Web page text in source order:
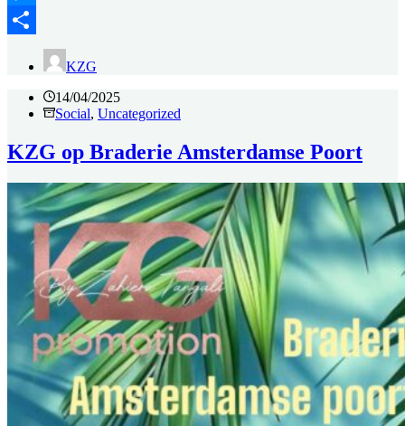
Messenger
KZG
14/04/2025
Social, Uncategorized
KZG op Braderie Amsterdamse Poort